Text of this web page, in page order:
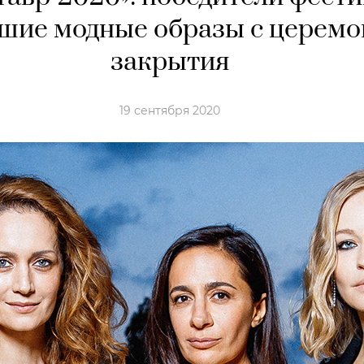
модные образы с
закрытия
19 сентября 2020